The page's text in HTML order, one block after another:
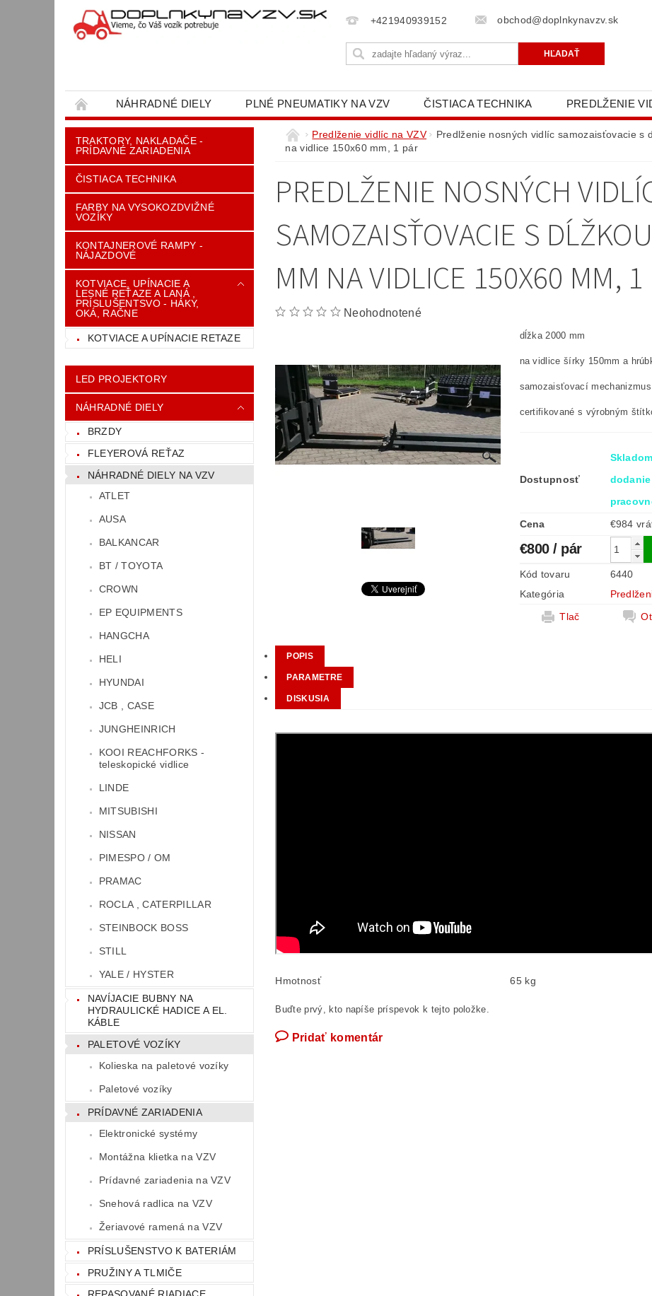
+421940939152 obchod@doplnkynavzv.sk
NÁHRADNÉ DIELY PLNÉ PNEUMATIKY NA VZV ČISTIACA TECHNIKA PREDLŽENIE
OBCHODNÉ PODMIENKY KONTAKT NAPÍŠTE NÁM OCHRANA OSOBNÝCH ÚDAJOV
TRAKTORY, NAKLADAČE -
PRÍDAVNÉ ZARIADENIA
ČISTIACA TECHNIKA
FARBY NA VYSOKOZDVIŽNÉ
VOZÍKY
KONTAJNEROVÉ RAMPY -
NÁJAZDOVÉ
KOTVIACE, UPÍNACIE A
LESNÉ REŤAZE A LANÁ ,
PRÍSLUŠENTSVO - HÁKY,
OKÁ, RAČNE
KOTVIACE A UPÍNACIE RETAZE
LED PROJEKTORY
NÁHRADNÉ DIELY
BRZDY
FLEYEROVÁ REŤAZ
NÁHRADNÉ DIELY NA VZV
ATLET
AUSA
BALKANCAR
BT / TOYOTA
CROWN
EP EQUIPMENTS
HANGCHA
HELI
HYUNDAI
JCB , CASE
JUNGHEINRICH
KOOI REACHFORKS -
teleskopické vidlice
LINDE
MITSUBISHI
NISSAN
PIMESPO / OM
PRAMAC
ROCLA , CATERPILLAR
STEINBOCK BOSS
STILL
YALE / HYSTER
NAVÍJACIE BUBNY NA
HYDRAULICKÉ HADICE A EL.
KÁBLE
PALETOVÉ VOZÍKY
Kolieska na paletové vozíky
Paletové vozíky
PRÍDAVNÉ ZARIADENIA
Elektronické systémy
Montážna klietka na VZV
Prídavné zariadenia na VZV
Snehová radlica na VZV
Žeriavové ramená na VZV
PRÍSLUŠENSTVO K BATERIÁM
PRUŽINY A TLMIČE
Predlženie vidlíc na VZV
Predlženie nosných vidlíc samozaisťovacie s
na vidlice 150x60 mm, 1 pár
PREDLŽENIE NOSNÝCH
SAMOZAISŤOVACIE S
MM NA VIDLICE 150X60 MM, 1
Neohodnotené
dĺžka 2000 mm
na vidlice šírky 150mm a
samozaisťovací mechanizmus
certifikované s výrobným
Dostupnosť
Cena
€800/ pár
Kód tovaru
6440
Kategória
Tlač
POPIS
PARAMETRE
DISKUSIA
Hmotnosť 65 kg
Buďte prvý, kto napíše príspevok k tejto položke.
Pridať komentár